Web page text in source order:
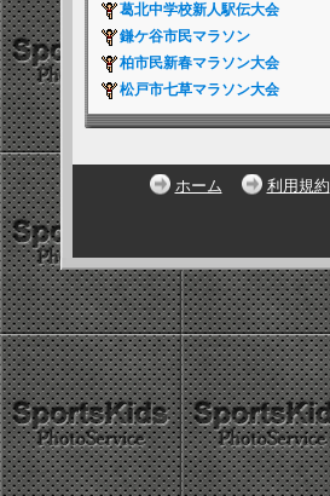
葛北中学校新人駅伝大会
鎌ケ谷市民マラソン
柏市民新春マラソン大会
松戸市七草マラソン大会
ホーム 利用規約